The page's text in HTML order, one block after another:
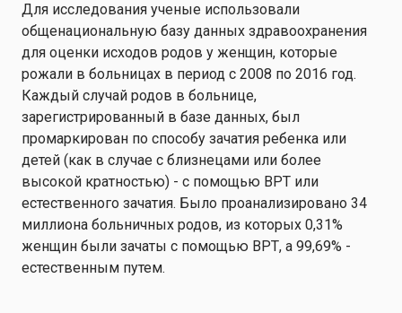
Для исследования ученые использовали
общенациональную базу данных здравоохранения
для оценки исходов родов у женщин, которые
рожали в больницах в период с 2008 по 2016 год.
Каждый случай родов в больнице,
зарегистрированный в базе данных, был
промаркирован по способу зачатия ребенка или
детей (как в случае с близнецами или более
высокой кратностью) - с помощью ВРТ или
естественного зачатия. Было проанализировано 34
миллиона больничных родов, из которых 0,31%
женщин были зачаты с помощью ВРТ, а 99,69% -
естественным путем.